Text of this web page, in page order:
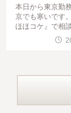
本日から東京勤
京でも寒いです
ほほコケ』で相
受けて頂いた、
紹介です。ゲス